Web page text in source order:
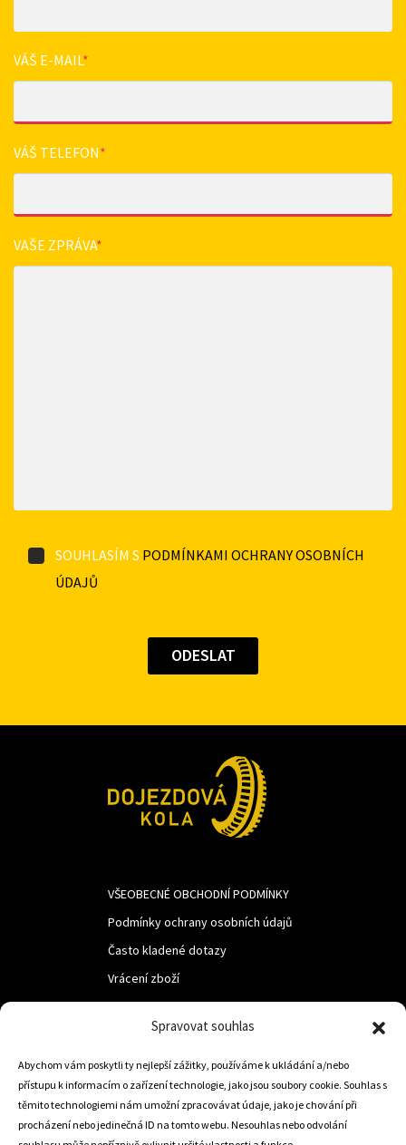
Spravovat souhlas
Abychom vám poskytli ty nejlepší zážitky, používáme k ukládání a/nebo
přístupu k informacím o zařízení technologie, jako jsou soubory cookie. Souhlas s
těmito technologiemi nám umožní zpracovávat údaje, jako je chování při
procházení nebo jedinečná ID na tomto webu. Nesouhlas nebo odvolání
VÁŠ E-MAIL*
VÁŠ TELEFON*
VAŠE ZPRÁVA*
SOUHLASÍM S PODMÍNKAMI OCHRANY OSOBNÍCH
ÚDAJŮ
VŠEOBECNÉ OBCHODNÍ PODMÍNKY
Podmínky ochrany osobních údajů
Často kladené dotazy
Vrácení zboží
LUF s.r.o.
Nám. M.R.Štefanika 518,
Trstená 02801